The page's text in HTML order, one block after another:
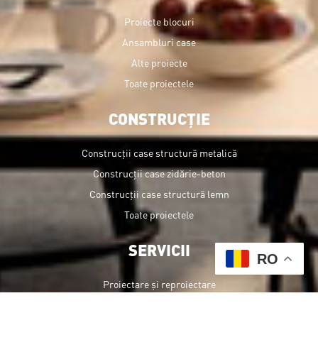
Proiecte blocuri
Ansambluri case
Alte proiecte
Toate proiectele
CONSTRUCȚIE
Construcții case structură metalică
Construcții case zidărie-beton
Construcții case structură lemn
Toate proiectele
SERVICII
Proiectare și reproiectare
RO